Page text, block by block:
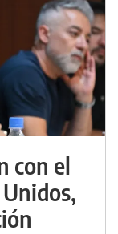
con el